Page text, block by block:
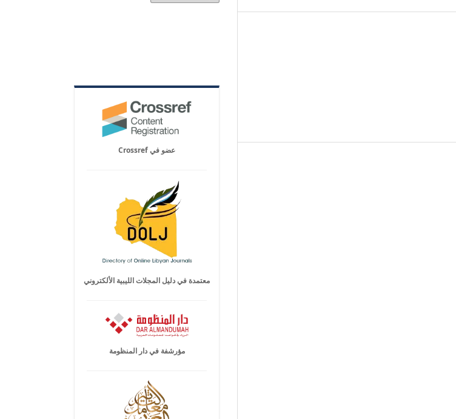
عضو في Crossref
معتمدة في دليل المجلات الليبية الألكتروني
مؤرشفة في دار المنظومة